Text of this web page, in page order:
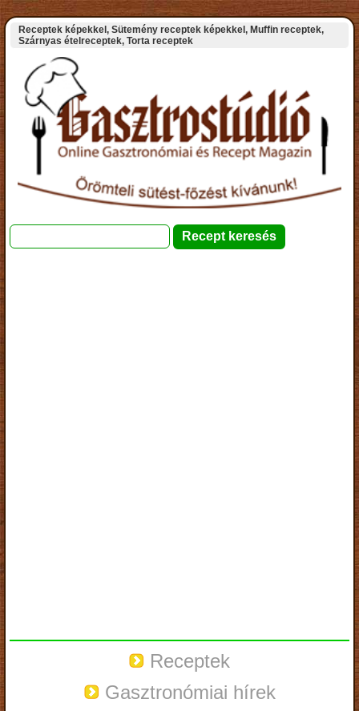
Receptek képekkel, Sütemény receptek képekkel, Muffin receptek,
Szárnyas ételreceptek, Torta receptek
Receptek
Gasztronómiai hírek